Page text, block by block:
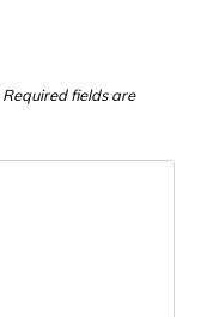
Required fields are